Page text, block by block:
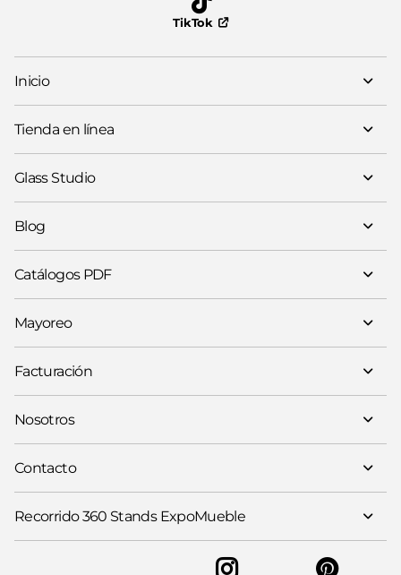
TikTok
Inicio
Tienda en línea
Glass Studio
Blog
Catálogos PDF
Mayoreo
Facturación
Nosotros
Contacto
Recorrido 360 Stands ExpoMueble